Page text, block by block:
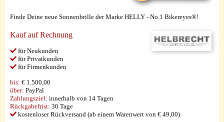
Finde Deine neue Sonnenbrille der Marke HELLY - No.1 Bikereyes®!
Kauf auf Rechnung
für Neukunden
für Privatkunden
für Firmenkunden
bis: € 1.500,00
über: PayPal
Zahlungsziel: innerhalb von 14 Tagen
Rückgabefrist: 30 Tage
kostenloser Rückversand (ab einem Warenwert von € 49,00)